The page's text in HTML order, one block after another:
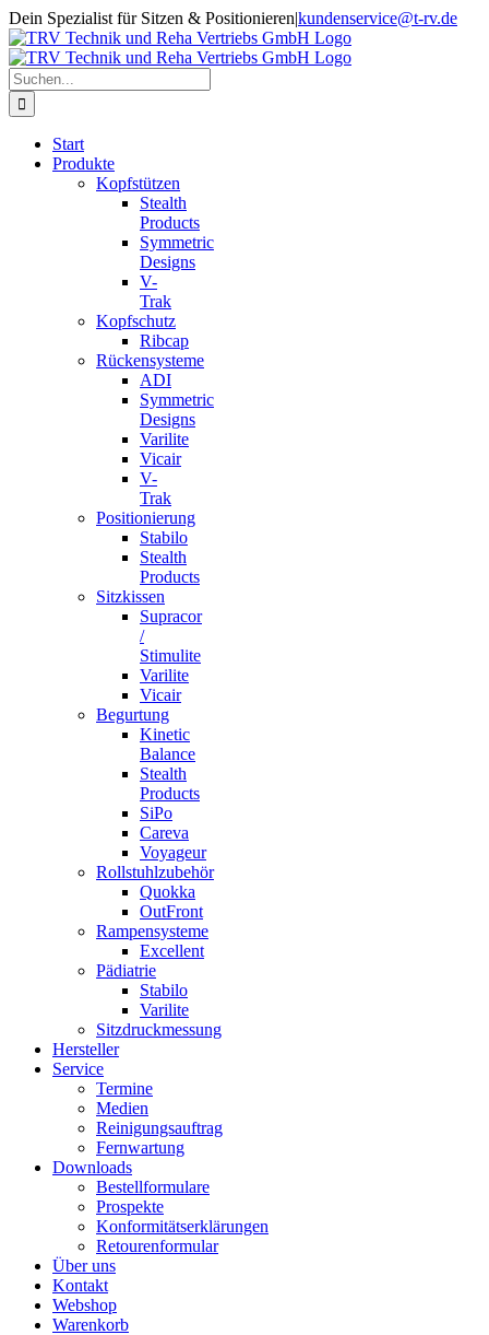
Zum
Inhalt
springen
Dein Spezialist für Sitzen & Positionieren|kundenservice@t-rv.de
Suche
nach:
Start
Produkte
Kopfstützen
Stealth
Products
Symmetric
Designs
V-
Trak
Kopfschutz
Ribcap
Rückensysteme
ADI
Symmetric
Designs
Varilite
Vicair
V-
Trak
Positionierung
Stabilo
Stealth
Products
Sitzkissen
Supracor
/
Stimulite
Varilite
Vicair
Begurtung
Kinetic
Balance
Stealth
Products
SiPo
Careva
Voyageur
Rollstuhlzubehör
Quokka
OutFront
Rampensysteme
Excellent
Pädiatrie
Stabilo
Varilite
Sitzdruckmessung
Hersteller
Service
Termine
Medien
Reinigungsauftrag
Fernwartung
Downloads
Bestellformulare
Prospekte
Konformitätserklärungen
Retourenformular
Über uns
Kontakt
Webshop
Warenkorb